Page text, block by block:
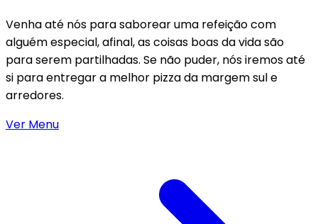
Venha até nós para saborear uma refeição com
alguém especial, afinal, as coisas boas da vida são
para serem partilhadas. Se não puder, nós iremos até
si para entregar a melhor pizza da margem sul e
arredores.
Ver Menu